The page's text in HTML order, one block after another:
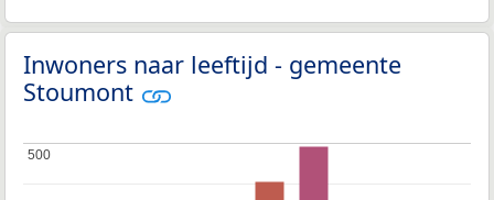
Inwoners naar leeftijd - gemeente
Stoumont
500
500